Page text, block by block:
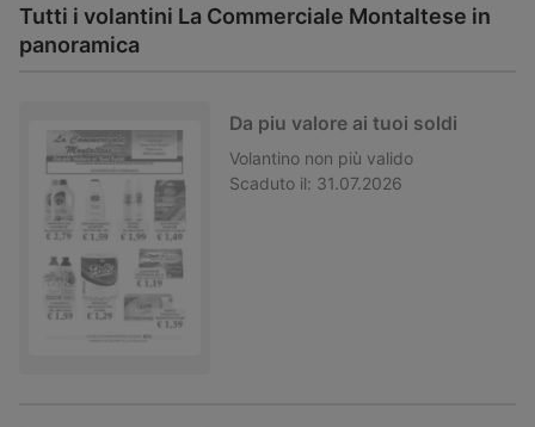
Tutti i volantini La Commerciale Montaltese in
panoramica
Da piu valore ai tuoi soldi
Volantino non più valido
Scaduto il: 31.07.2026